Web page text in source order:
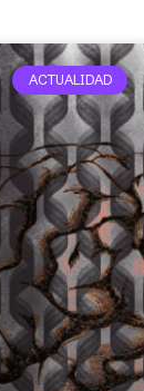
ACTUALIDAD